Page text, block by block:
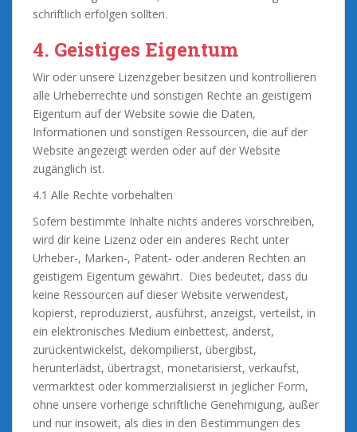
schriftlich erfolgen sollten.
4. Geistiges Eigentum
Wir oder unsere Lizenzgeber besitzen und kontrollieren
alle Urheberrechte und sonstigen Rechte an geistigem
Eigentum auf der Website sowie die Daten,
Informationen und sonstigen Ressourcen, die auf der
Website angezeigt werden oder auf der Website
zugänglich ist.
4.1 Alle Rechte vorbehalten
Sofern bestimmte Inhalte nichts anderes vorschreiben,
wird dir keine Lizenz oder ein anderes Recht unter
Urheber-, Marken-, Patent- oder anderen Rechten an
geistigem Eigentum gewährt. Dies bedeutet, dass du
keine Ressourcen auf dieser Website verwendest,
kopierst, reproduzierst, ausführst, anzeigst, verteilst, in
ein elektronisches Medium einbettest, änderst,
zurückentwickelst, dekompilierst, übergibst,
herunterlädst, übertragst, monetarisierst, verkaufst,
vermarktest oder kommerzialisierst in jeglicher Form,
ohne unsere vorherige schriftliche Genehmigung, außer
und nur insoweit, als dies in den Bestimmungen des